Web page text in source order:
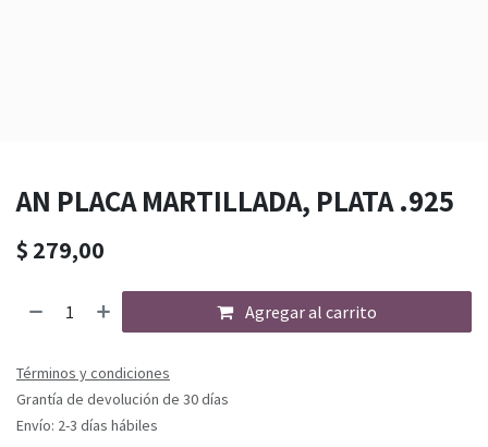
AN PLACA MARTILLADA, PLATA .925
$ 279,00
Agregar al carrito
Términos y condiciones
Grantía de devolución de 30 días
Envío: 2-3 días hábiles